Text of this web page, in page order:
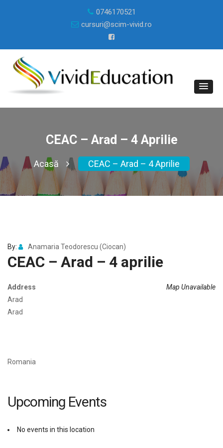
0746170521
cursuri@scim-vivid.ro
CEAC – Arad – 4 Aprilie
Acasă CEAC – Arad – 4 Aprilie
By: Anamaria Teodorescu (Ciocan)
CEAC – Arad – 4 aprilie
Map Unavailable
Address
Arad
Arad
Romania
Upcoming Events
No events in this location